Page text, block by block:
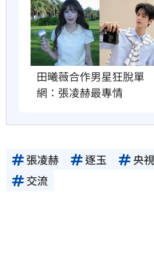
田曦薇合作男星狂脫單
網：張凌赫最專情
張凌赫 逐玉 央視
交流